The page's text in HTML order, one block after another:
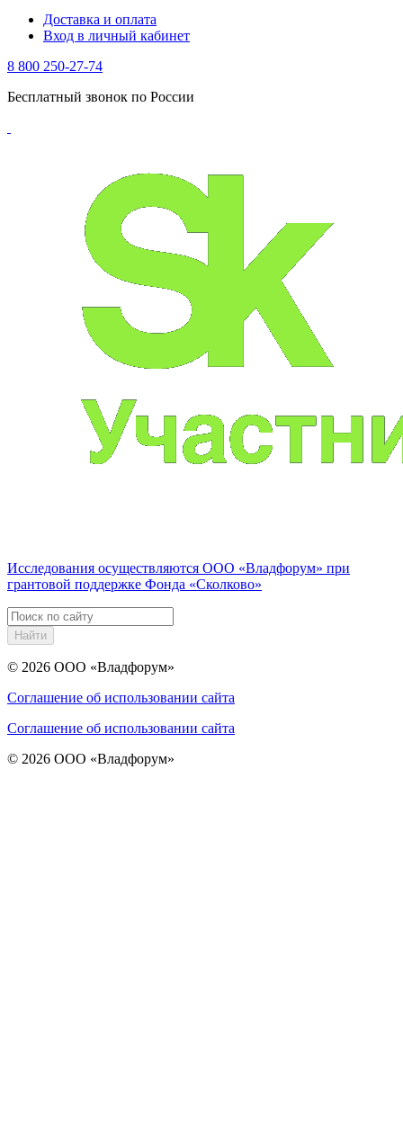
Доставка и оплата
Вход в личный кабинет
8 800 250-27-74
Бесплатный звонок по России
Исследования осуществляются ООО «Владфорум» при
грантовой поддержке Фонда «Сколково»
Найти
© 2026 ООО «Владфорум»
Соглашение об использовании сайта
Соглашение об использовании сайта
© 2026 ООО «Владфорум»